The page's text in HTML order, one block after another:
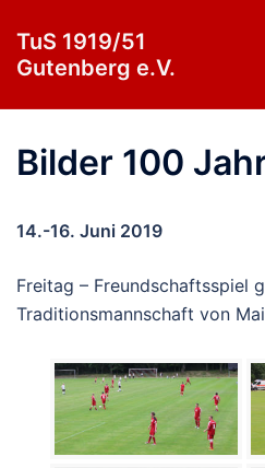
Inhalt
springen
TuS 1919/51
Gutenberg e.V.
Bilder 100
14.-16. Juni 2019
Freitag – Freundschaftsspiel
Traditionsmannschaft von